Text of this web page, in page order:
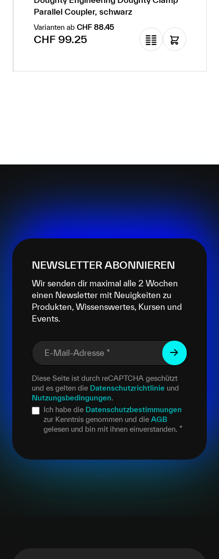
Parallel Coupler, schwarz
Varianten ab CHF 88.45
Regulärer Preis:
CHF 99.25
NEWSLETTER ABONNIEREN
Wir senden dir maximal alle 2 Wochen
einen Newsletter mit Neuigkeiten zu
Produkten, Wissenswertes, Kursen und
Events.
E-Mail-Adresse *
Diese Seite ist durch reCAPTCHA geschützt
und es gelten die Datenschutzrichtlinie und
Nutzungsbedingungen.
Ich habe die Datenschutzbestimmungen
zur Kenntnis genommen und die AGB
gelesen und bin mit ihnen einverstanden. *